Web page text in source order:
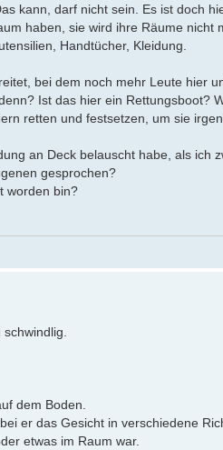
kann, darf nicht sein. Es ist doch
haben, sie wird ihre Räume nicht
Handtücher, Kleidung.
bei dem noch mehr Leute hier
Ist das hier ein Rettungsboot?
retten und festsetzen, um sie
an Deck belauscht habe, als ich
gesprochen?
worden bin?
dem Boden.
er das Gesicht in verschiedene
etwas im Raum war.